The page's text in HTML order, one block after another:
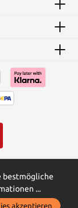
angegeben.
IT - die
bestmögliche
...
akzeptieren